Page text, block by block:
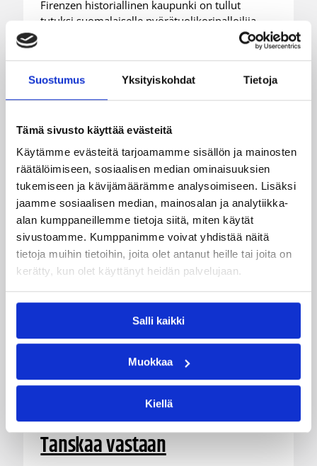
Suostumus Yksityiskohdat Tietoja
Tämä sivusto käyttää evästeitä
Käytämme evästeitä tarjoamamme sisällön ja mainosten
räätälöimiseen, sosiaalisen median ominaisuuksien
tukemiseen ja kävijämäärämme analysoimiseen. Lisäksi
jaamme sosiaalisen median, mainosalan ja analytiikka-
alan kumppaneillemme tietoja siitä, miten käytät
sivustoamme. Kumppanimme voivat yhdistää näitä
tietoja muihin tietoihin, joita olet antanut heille tai joita on
kerätty, kun olet käyttänyt heidän palvelujaan.
Salli kaikki
Muokkaa
Kiellä
Firenzen historiallinen kaupunki on tullut
tutuksi suomalaiselle pyörätuolikoripalloilija
Sini Paukkerille. Italiassa, jossa lajin taso on
maailman huippua, päivät rytmittyvät kovan
sopeutumisten ympärille.
Pyörätuolikoripallo12.09.2025 17:19
Suomi päätti
pyörätuolikoripallon EM-kisat
voittoon sijoitusottelussa
Tanskaa vastaan